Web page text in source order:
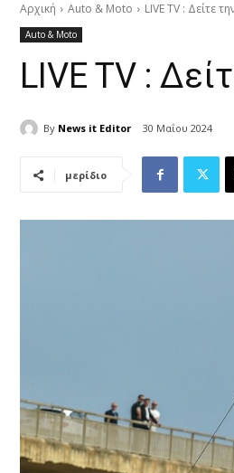
Αρχική Auto & Moto LIVE TV : Δείτε
Auto & Moto
LIVE TV :
By News it Editor 30 Μαΐου 2024
μερίδιο